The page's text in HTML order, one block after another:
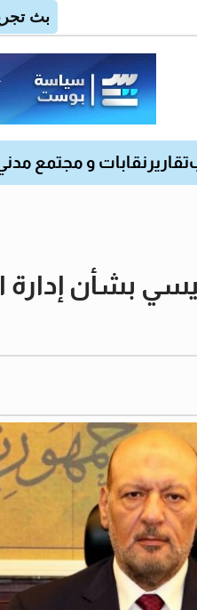
تقارير نقابات و مجتمع
بشأن إدارة